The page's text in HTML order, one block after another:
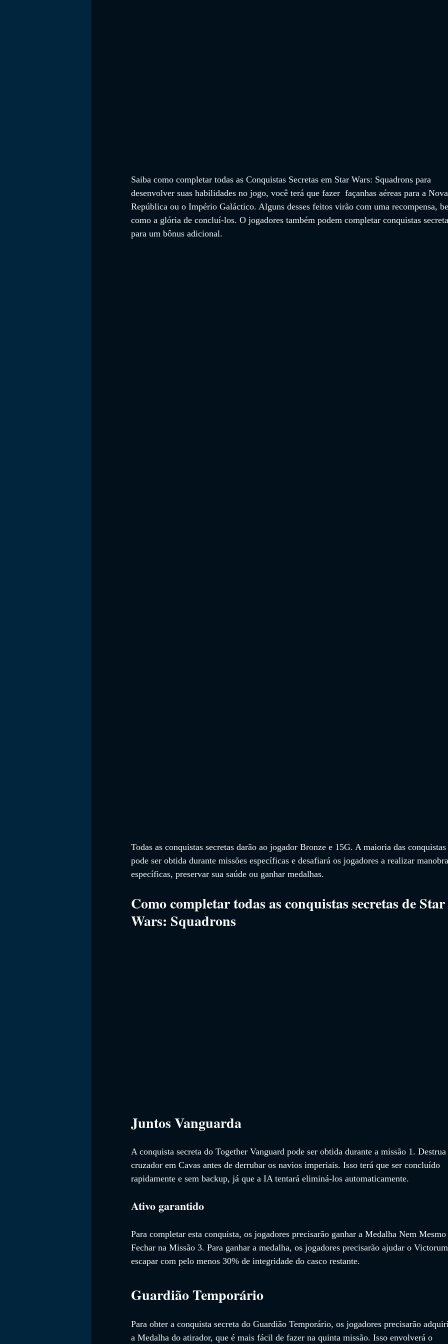
Saiba como completar todas as Conquistas Secretas em Star Wars: Squadrons para
desenvolver suas habilidades no jogo, você terá que fazer  façanhas aéreas para a
República ou o Império Galáctico. Alguns desses feitos virão com uma recompensa,
como a glória de concluí-los. O jogadores também podem completar conquistas
para um bônus adicional.
Todas as conquistas secretas darão ao jogador Bronze e 15G. A maioria das conquistas
pode ser obtida durante missões específicas e desafiará os jogadores a realizar
específicas, preservar sua saúde ou ganhar medalhas.
Como completar todas as conquistas secretas de Star
Wars: Squadrons
Juntos Vanguarda
A conquista secreta do Together Vanguard pode ser obtida durante a missão 1.
cruzador em Cavas antes de derrubar os navios imperiais. Isso terá que ser concluído
rapidamente e sem backup, já que a IA tentará eliminá-los automaticamente.
Ativo garantido
Para completar esta conquista, os jogadores precisarão ganhar a Medalha Nem Mesmo
Fechar na Missão 3. Para ganhar a medalha, os jogadores precisarão ajudar o
escapar com pelo menos 30% de integridade do casco restante.
Guardião Temporário
Para obter a conquista secreta do Guardião Temporário, os jogadores precisarão
a Medalha do atirador, que é mais fácil de fazer na quinta missão. Isso envolverá o